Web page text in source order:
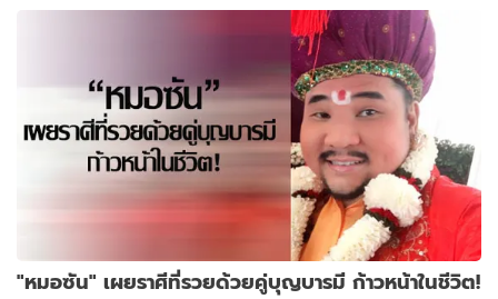
"หมอซัน" เผยราศีที่รวยด้วยคู่บุญบารมี ก้าวหน้าในชีวิต!